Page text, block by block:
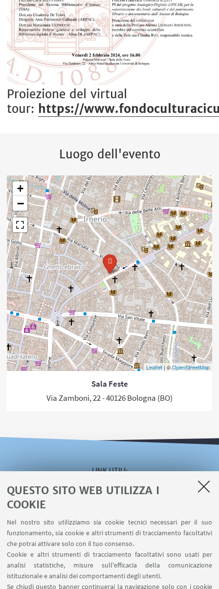
QUESTO SITO WEB UTILIZZA I
COOKIE
Nel nostro sito utilizziamo sia cookie tecnici necessari per il suo
funzionamento, sia cookie e altri strumenti di tracciamento facoltativi
che potrai attivare solo con il tuo consenso.
Cookie e altri strumenti di tracciamento facoltativi sono usati per
analisi statistiche, misure sull'efficacia della comunicazione
istituzionale e analisi dei comportamenti degli utenti.
Se chiudi questo banner continuerai la navigazione solo con i cookie
Proiezione del virtual
tour: https://
Luogo dell'evento
+
−
Leaflet| ©OpenStreetMap
Sala Feste
Via Zamboni, 22 - 40126 Bologna (BO)
LINK UTILI
Area riservata
Servizio online U-WEB Missioni
Contatti
SEGUI IL DIPARTIMENTO SU: